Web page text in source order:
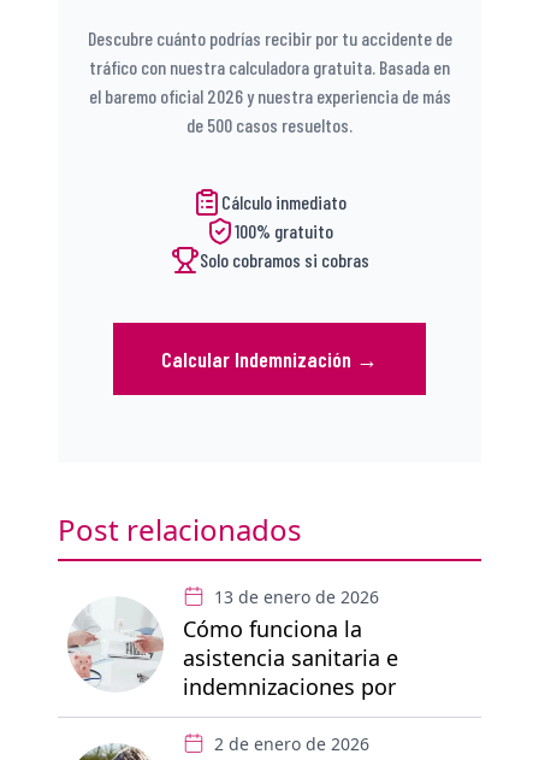
Descubre cuánto podrías recibir por tu accidente de
tráfico con nuestra calculadora gratuita. Basada en
el baremo oficial 2026 y nuestra experiencia de más
de 500 casos resueltos.
Cálculo inmediato
100% gratuito
Solo cobramos si cobras
Calcular Indemnización →
Post relacionados
13 de enero de 2026
Cómo funciona la
asistencia sanitaria e
indemnizaciones por
accidente de tráfico
2 de enero de 2026